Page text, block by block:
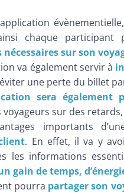
chaque participant
sur son
va également servir à
une perte du billet
sera également
voyageurs sur des
importants
. En effet, il va y
les informations
gain de temps,
pourra partager son